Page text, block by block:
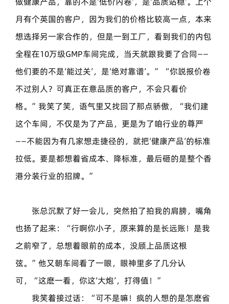
月有个英国的客户，因为我们的价格比较高一点，本来
想选择另一家合作的，但是一到工厂，看到我们的内包
全程在10万级GMP车间完成，当天就跟我要了合同——
他们要的不是‘能过关’，是‘绝对靠谱’。” “你説报价卷
不过别人？可真正在意品质的客户，不会只看价
格。”我笑了笑，语气里又找回了那点骄傲，“我们建
这个车间，不仅是为了产品，更是为了咱行业的尊严
——不能因为有几家想走捷径的，就把‘健康产品’的标准
拉低。要是都想着省成本、降标准，最后砸的是整个香
港分装行业的招牌。”
张总沉默了好一会儿，突然拍了拍我的肩膀，嘴角
也扬了起来：“行啊你小子，原来算的是长远账！是我
之前窄了，总想着眼前的成本，没顾上品质这根
弦。”他又朝车间看了一眼，眼神里多了几分认
可，“这麽一看，你这‘大炮’，打得值！”
我笑着接过话：“可不是嘛！疯的人想的是怎麽省